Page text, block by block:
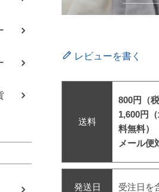
レビューを書く
送料
800円（
1,600円
料無料）
メール便
発送日 受注日を